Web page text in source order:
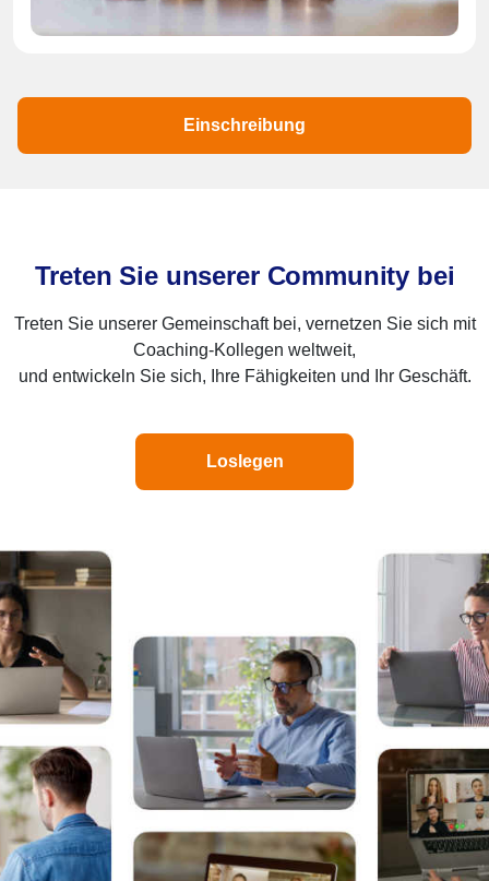
Einschreibung
Treten Sie unserer Community bei
Treten Sie unserer Gemeinschaft bei, vernetzen Sie sich mit
Coaching-Kollegen weltweit,
und entwickeln Sie sich, Ihre Fähigkeiten und Ihr Geschäft.
Loslegen